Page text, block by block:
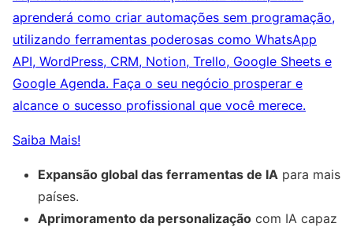
aprenderá como criar automações sem programação,
utilizando ferramentas poderosas como WhatsApp
API, WordPress, CRM, Notion, Trello, Google Sheets e
Google Agenda. Faça o seu negócio prosperar e
alcance o sucesso profissional que você merece.
Saiba Mais!
Expansão global das ferramentas de IA para mais
países.
Aprimoramento da personalização com IA capaz